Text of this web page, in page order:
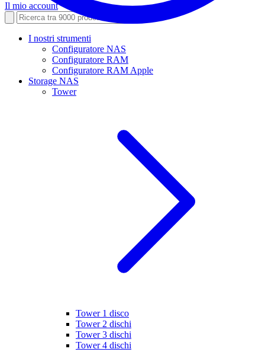
Il mio account
I nostri strumenti
Configuratore NAS
Configuratore RAM
Configuratore RAM Apple
Storage NAS
Tower
Tower 1 disco
Tower 2 dischi
Tower 3 dischi
Tower 4 dischi